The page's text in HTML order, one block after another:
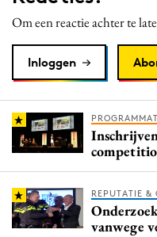
Media
Merkstrategie
Purpose Marketing
Reputatie & crisis
Om een reactie achter te
Inloggen
REPUTATIE &
vanwege